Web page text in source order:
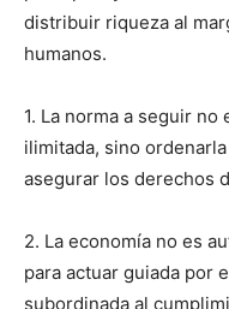
distribuir riqueza al
humanos.
1. La norma a seguir
ilimitada, sino
asegurar los derechos
2. La economía no es
para actuar guiada por
subordinada al